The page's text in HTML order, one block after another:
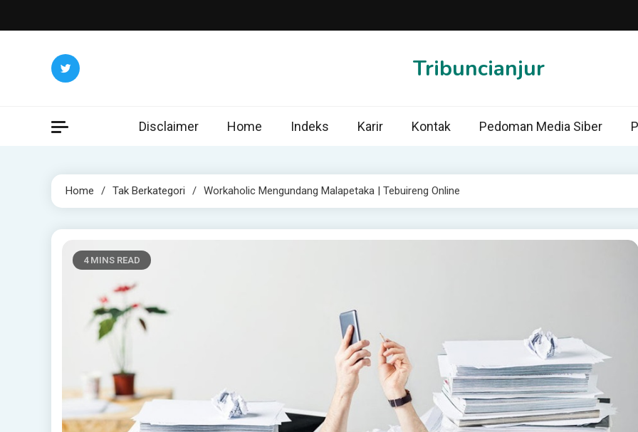
to
Tribuncianjur
Disclaimer Home Indeks Karir Kontak Pedoman Media Siber
Home Tak Berkategori Workaholic Mengundang Malapetaka | Tebuireng Online
4 MINS READ